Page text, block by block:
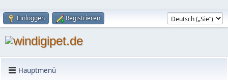
Einloggen Registrieren
Hauptmenü